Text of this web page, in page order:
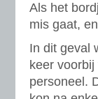
Als het
mis gaat,
In dit geval
keer
personeel.